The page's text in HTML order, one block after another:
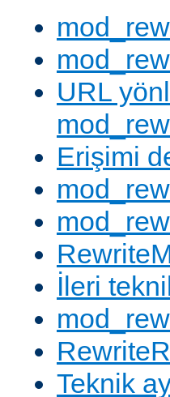
URL
Erişimi
İleri
Teknik